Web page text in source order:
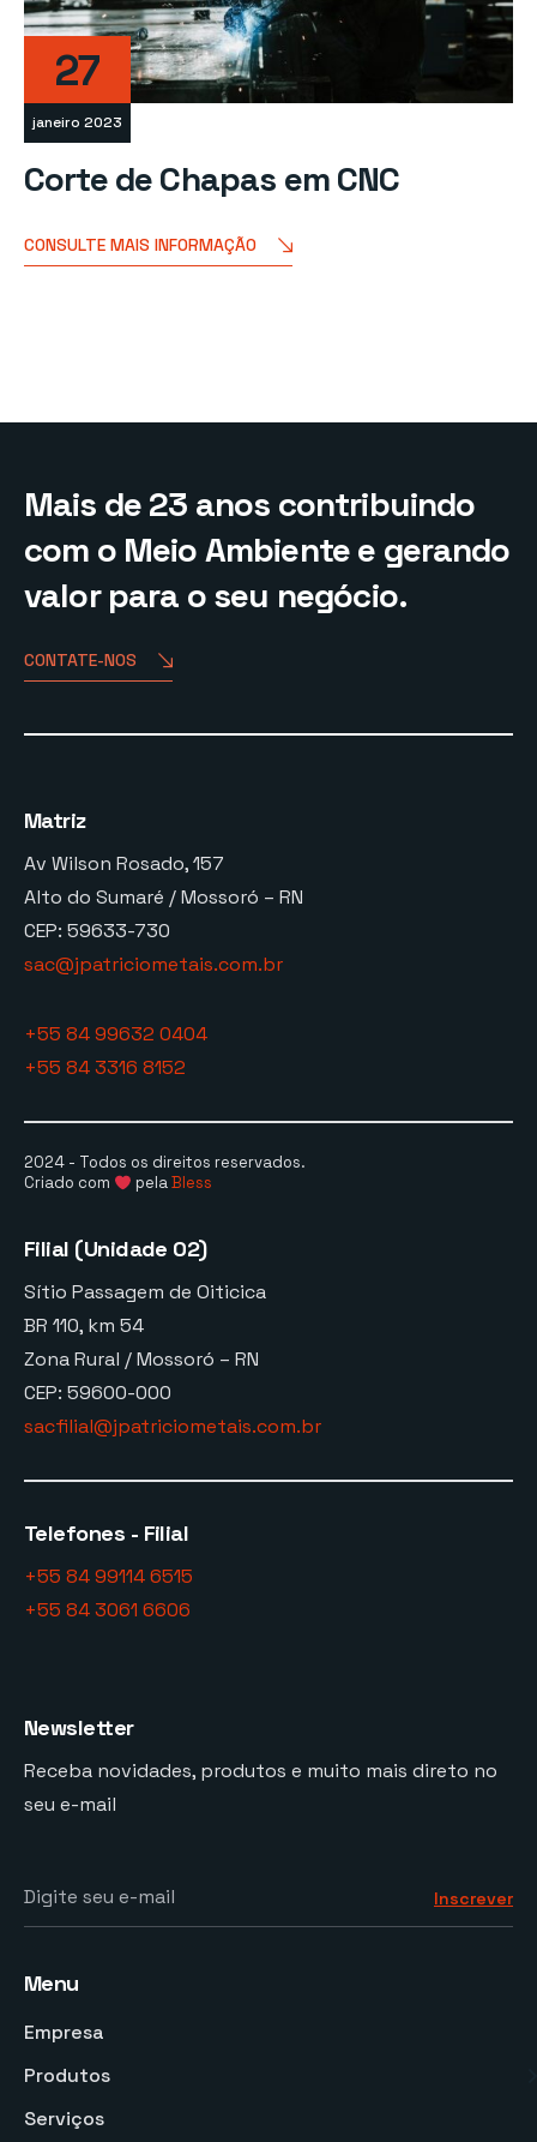
27
janeiro 2023
Corte de Chapas em CNC
CONSULTE MAIS INFORMAÇÃO
Mais de 23 anos contribuindo
com o Meio Ambiente e gerando
valor para o seu negócio.
CONTATE-NOS
Matriz
Av Wilson Rosado, 157
Alto do Sumaré / Mossoró – RN
CEP: 59633-730
sac@jpatriciometais.com.br
+55 84 99632 0404
+55 84 3316 8152
2024 - Todos os direitos reservados.
Criado com
pelaBless
Filial (Unidade 02)
Sítio Passagem de Oiticica
BR 110, km 54
Zona Rural / Mossoró – RN
CEP: 59600-000
sacfilial@jpatriciometais.com.br
Telefones - Filial
+55 84 99114 6515
+55 84 3061 6606
Newsletter
Receba novidades, produtos e muito mais direto no
seu e-mail
Digite seu e-mail Inscrever
Menu
Empresa
Produtos
Serviços